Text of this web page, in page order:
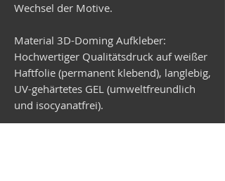
Wechsel der Motive.
Material 3D-Doming Aufkleber:
Hochwertiger Qualitätsdruck auf weißer
Haftfolie (permanent klebend), langlebig,
UV-gehärtetes GEL (umweltfreundlich
und isocyanatfrei).